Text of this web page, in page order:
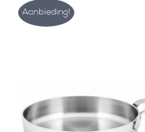
Aanbieding!